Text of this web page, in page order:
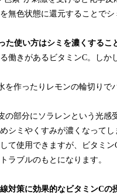
無色状態に還元することでシ
た使い方はシミを濃くするこ
働きがあるビタミンC。しか
を作ったりレモンの輪切りで
の部分にソラレンという光感
シミやくすみが濃くなって
て使用できますが、ビタミ
ラブルのもとになります。
対策に効果的なビタミンCの